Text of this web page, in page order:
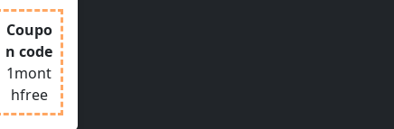
Coupo
n code
1mont
hfree